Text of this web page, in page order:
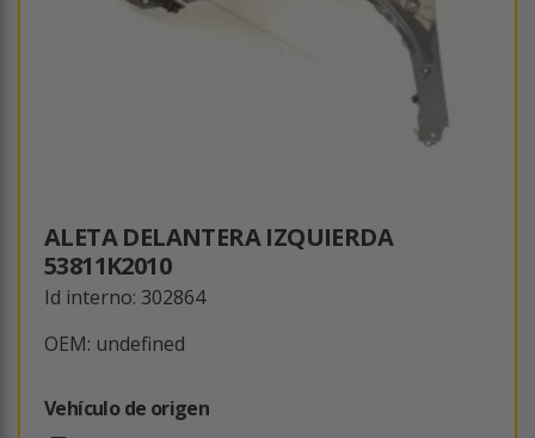
ALETA DELANTERA IZQUIERDA
53811K2010
Id interno: 302864
OEM: undefined
Vehículo de origen